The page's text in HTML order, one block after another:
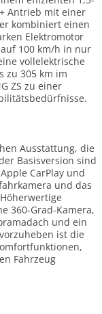
Antrieb mit einer
kombiniert einen
Elektromotor
100 km/h in nur
vollelektrische
zu 305 km im
ZS zu einer
Ausstattung, die
Basisversion sind
CarPlay und
und das
360-Grad-Kamera,
und ein
ist die
Fahrzeug